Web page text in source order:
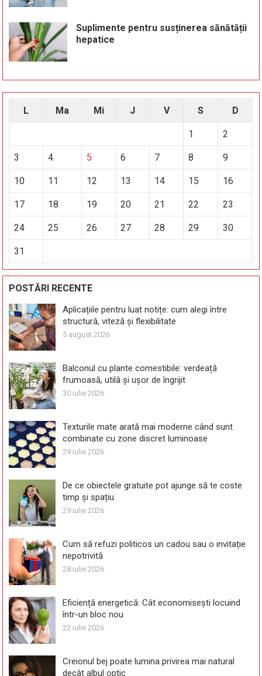
Suplimente pentru susținerea sănătății
hepatice
L Ma Mi J V S D
1 2
3 4 5 6 7 8 9
10 11 12 13 14 15 16
17 18 19 20 21 22 23
24 25 26 27 28 29 30
31
POSTĂRI RECENTE
Aplicațiile pentru luat notițe: cum alegi între
structură, viteză și flexibilitate
5 august 2026
Balconul cu plante comestibile: verdeață
frumoasă, utilă și ușor de îngrijit
30 iulie 2026
Texturile mate arată mai moderne când sunt
combinate cu zone discret luminoase
29 iulie 2026
De ce obiectele gratuite pot ajunge să te coste
timp și spațiu
29 iulie 2026
Cum să refuzi politicos un cadou sau o invitație
nepotrivită
28 iulie 2026
Eficiență energetică: Cât economisești locuind
într-un bloc nou
22 iulie 2026
Creionul bej poate lumina privirea mai natural
decât albul optic